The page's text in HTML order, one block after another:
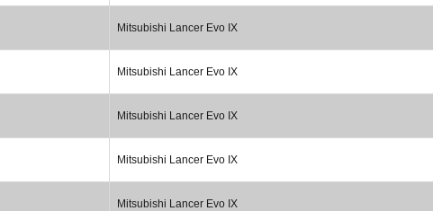
Mitsubishi Lancer Evo IX
Mitsubishi Lancer Evo IX
Mitsubishi Lancer Evo IX
Mitsubishi Lancer Evo IX
Mitsubishi Lancer Evo IX